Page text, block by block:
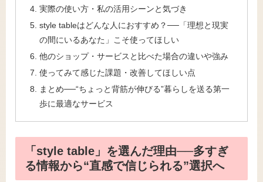
実際の使い方・私の活用シーンと気づき
style tableはどんな人におすすめ？──「理想と現実
の間にいるあなた」こそ使ってほしい
他のショップ・サービスと比べた場合の違いや強み
使ってみて感じた課題・改善してほしい点
まとめ──“ちょっと背筋が伸びる”暮らしを送る第一
歩に最適なサービス
「style table」を選んだ理由──多すぎ
る情報から“直感で信じられる”選択へ